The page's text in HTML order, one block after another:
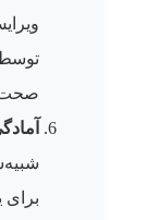
صحت
برای